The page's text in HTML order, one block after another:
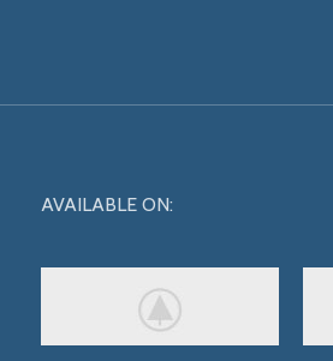
AVAILABLE ON: